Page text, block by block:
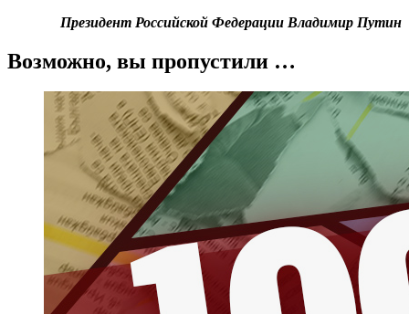
Президент Российской Федерации Владимир Путин
Возможно, вы пропустили …